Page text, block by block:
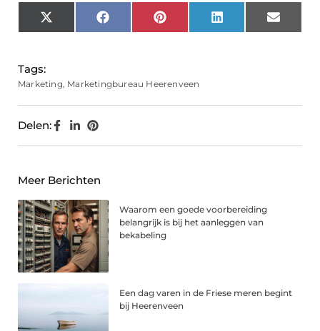
X
(Twitter)
FacebookPinterest LinkedIn Email
Tags:
Marketing, Marketingbureau Heerenveen
Delen:
Meer Berichten
Waarom een goede voorbereiding
belangrijk is bij het aanleggen van
bekabeling
Een dag varen in de Friese meren begint
bij Heerenveen